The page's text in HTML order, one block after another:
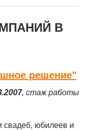
В
решение"
, стаж работы
юбилеев и